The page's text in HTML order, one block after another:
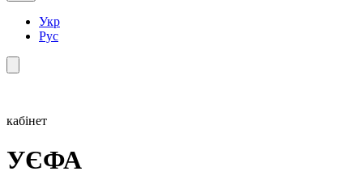
Укр
Рус
кабінет
УЄФА